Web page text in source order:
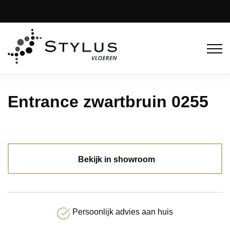
Entrance zwartbruin 0255
Bekijk in showroom
Persoonlijk advies aan huis